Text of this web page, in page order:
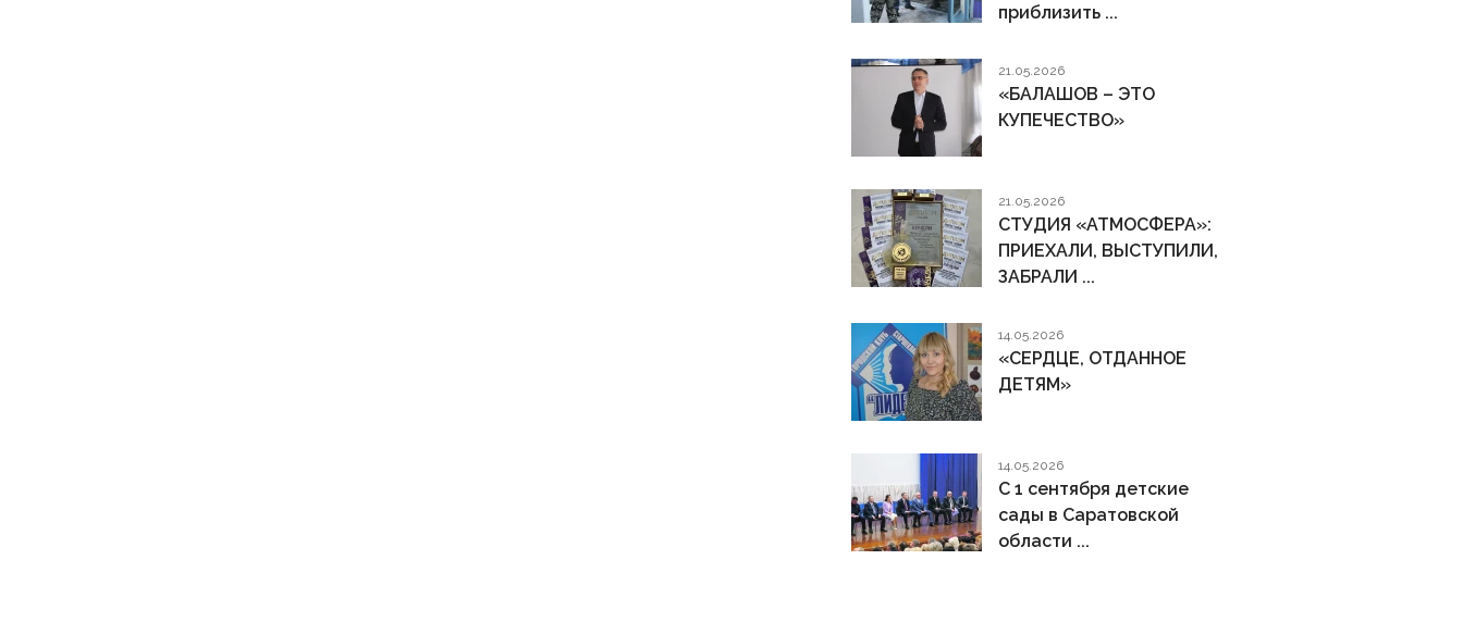
приблизить ...
21.05.2026
«БАЛАШОВ – ЭТО
КУПЕЧЕСТВО»
21.05.2026
СТУДИЯ «АТМОСФЕРА»:
ПРИЕХАЛИ, ВЫСТУПИЛИ,
ЗАБРАЛИ ...
14.05.2026
«СЕРДЦЕ, ОТДАННОЕ
ДЕТЯМ»
14.05.2026
С 1 сентября детские
сады в Саратовской
области ...